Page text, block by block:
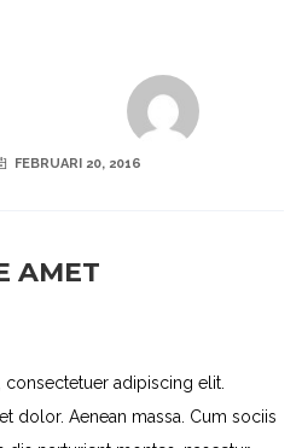
FEBRUARI 20, 2016
AMET
adipiscing elit.
dolor. Aenean massa. Cum sociis